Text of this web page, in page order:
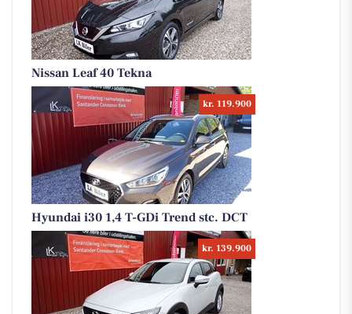
Nissan Leaf 40 Tekna
kr. 119.900
Hyundai i30 1,4 T-GDi Trend stc. DCT
kr. 139.900